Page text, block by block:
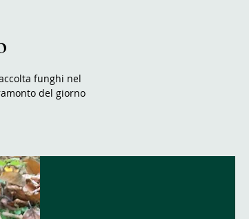
funghi nel
del giorno